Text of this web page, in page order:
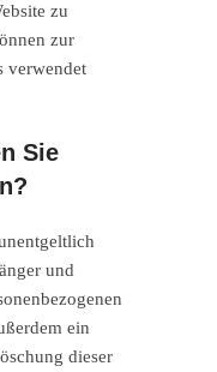
zu
zur
verwendet
Sie
und
ein
dieser